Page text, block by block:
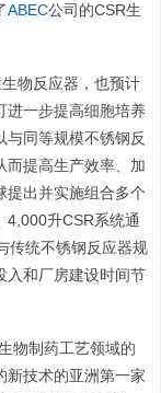
ABEC公司的CSR生
物反应器，也预计
进一步提高细胞培养
与同等规模不锈钢反
而提高生产效率、加
提出并实施组合多个
4,000升CSR系统通
传统不锈钢反应器规
入和厂房建设时间节
物制药工艺领域的
新技术的亚洲第一家